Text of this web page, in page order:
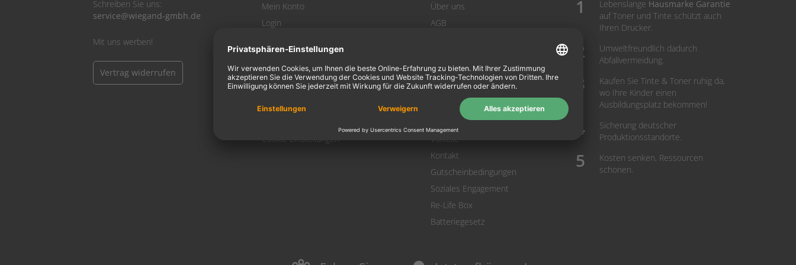
Schreiben Sie uns:
service@wiegand-gmbh.de
Mit uns werben!
Vertrag widerrufen
Mein Konto
Login
Zahlung
Versand
Warenrücksendung
SEPA-Lastschrift
Cookie Einstellungen
Über uns
AGB
Hausmarken-Garantie
Impressum
Geld-Zurück-Garantie
Vorteile
Kontakt
Gutscheinbedingungen
Soziales Engagement
Re-Life Box
Batteriegesetz
Lebenslange Hausmarke Garantie
auf Toner und Tinte schützt auch
Ihren Drucker.
Umweltfreundlich dadurch
Abfallvermeidung.
Kaufen Sie Tinte & Toner ruhig da,
wo Ihre Kinder einen
Ausbildungsplatz bekommen!
Sicherung deutscher
Produktionsstandorte.
Kosten senken, Ressourcen
schonen.